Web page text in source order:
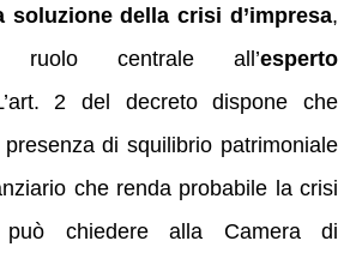
soluzione della crisi d’impresa,
ruolo centrale all’esperto
2 del decreto dispone che
presenza di squilibrio patrimoniale
che renda probabile la crisi
può chiedere alla Camera di